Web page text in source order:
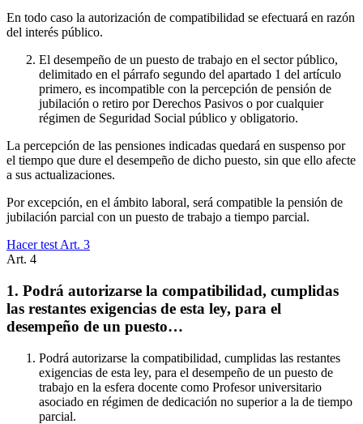
En todo caso la autorización de compatibilidad se efectuará en razón
del interés público.
El desempeño de un puesto de trabajo en el sector público,
delimitado en el párrafo segundo del apartado 1 del artículo
primero, es incompatible con la percepción de pensión de
jubilación o retiro por Derechos Pasivos o por cualquier
régimen de Seguridad Social público y obligatorio.
La percepción de las pensiones indicadas quedará en suspenso por
el tiempo que dure el desempeño de dicho puesto, sin que ello afecte
a sus actualizaciones.
Por excepción, en el ámbito laboral, será compatible la pensión de
jubilación parcial con un puesto de trabajo a tiempo parcial.
Hacer test Art. 3
Art. 4
1. Podrá autorizarse la compatibilidad, cumplidas
las restantes exigencias de esta ley, para el
desempeño de un puesto…
Podrá autorizarse la compatibilidad, cumplidas las restantes
exigencias de esta ley, para el desempeño de un puesto de
trabajo en la esfera docente como Profesor universitario
asociado en régimen de dedicación no superior a la de tiempo
parcial.